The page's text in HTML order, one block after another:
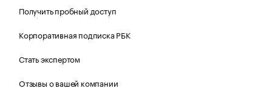
Получить пробный доступ
Корпоративная подписка РБК
Стать экспертом
Отзывы о вашей компании